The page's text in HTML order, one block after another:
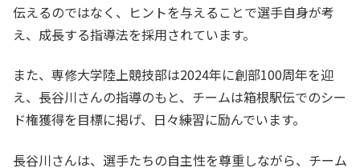
伝えるのではなく、ヒントを与えることで選手自身が考
え、成長する指導法を採用されています。
また、専修大学陸上競技部は2024年に創部100周年を迎
え、長谷川さんの指導のもと、チームは箱根駅伝でのシー
ド権獲得を目標に掲げ、日々練習に励んでいます。
長谷川さんは、選手たちの自主性を尊重しながら、チーム